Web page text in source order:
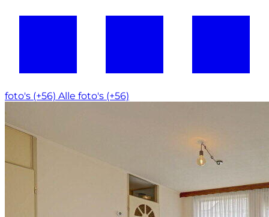
foto's (+56) Alle foto's (+56)